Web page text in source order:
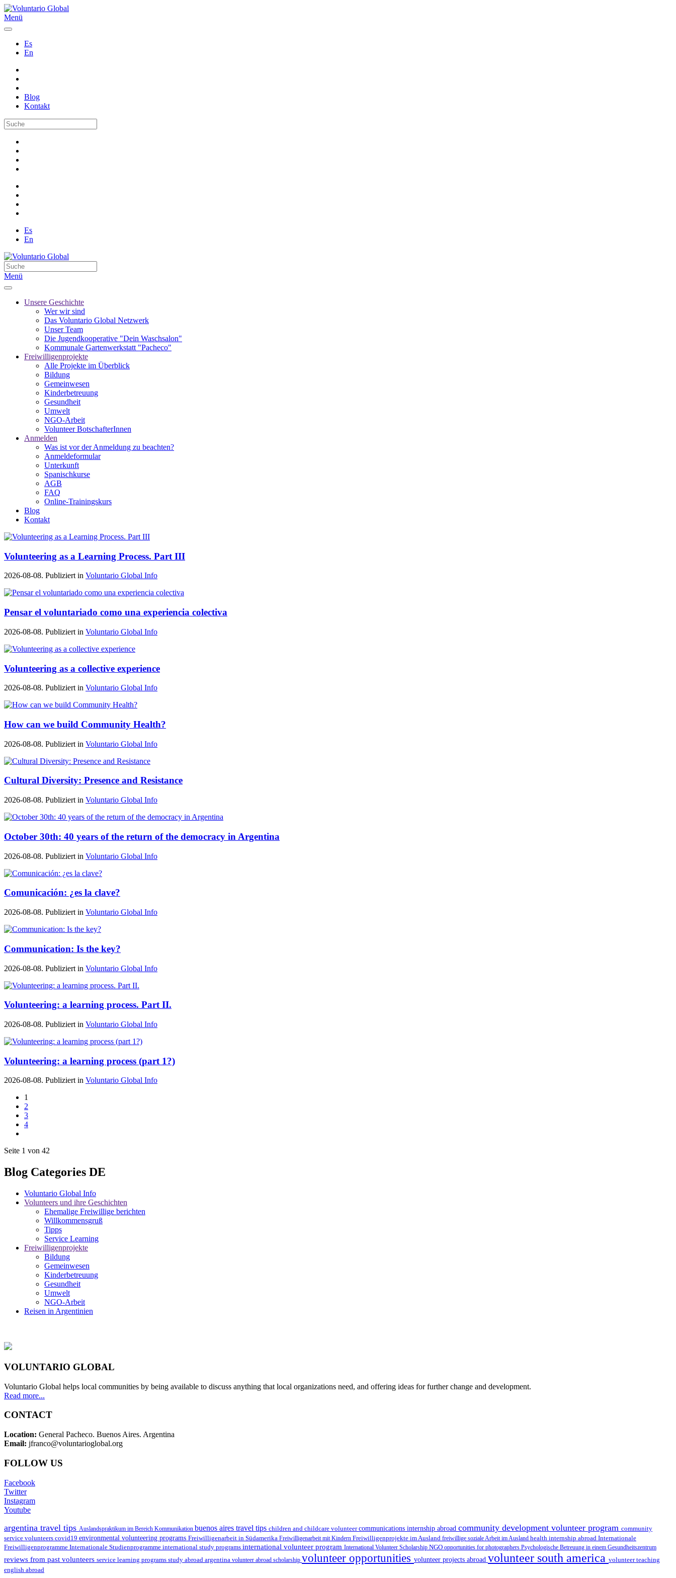
Menü
Es
En
Blog
Kontakt
Es
En
Menü
Unsere Geschichte
Wer wir sind
Das Voluntario Global Netzwerk
Unser Team
Die Jugendkooperative "Dein Waschsalon"
Kommunale Gartenwerkstatt "Pacheco"
Freiwilligenprojekte
Alle Projekte im Überblick
Bildung
Gemeinwesen
Kinderbetreuung
Gesundheit
Umwelt
NGO-Arbeit
Volunteer BotschafterInnen
Anmelden
Was ist vor der Anmeldung zu beachten?
Anmeldeformular
Unterkunft
Spanischkurse
AGB
FAQ
Online-Trainingskurs
Blog
Kontakt
Volunteering as a Learning Process. Part III
2026-08-08. Publiziert in Voluntario Global Info
Pensar el voluntariado como una experiencia colectiva
2026-08-08. Publiziert in Voluntario Global Info
Volunteering as a collective experience
2026-08-08. Publiziert in Voluntario Global Info
How can we build Community Health?
2026-08-08. Publiziert in Voluntario Global Info
Cultural Diversity: Presence and Resistance
2026-08-08. Publiziert in Voluntario Global Info
October 30th: 40 years of the return of the democracy in Argentina
2026-08-08. Publiziert in Voluntario Global Info
Comunicación: ¿es la clave?
2026-08-08. Publiziert in Voluntario Global Info
Communication: Is the key?
2026-08-08. Publiziert in Voluntario Global Info
Volunteering: a learning process. Part II.
2026-08-08. Publiziert in Voluntario Global Info
Volunteering: a learning process (part 1?)
2026-08-08. Publiziert in Voluntario Global Info
1
2
3
4
Seite 1 von 42
Blog Categories DE
Voluntario Global Info
Volunteers und ihre Geschichten
Ehemalige Freiwillige berichten
Willkommensgruß
Tipps
Service Learning
Freiwilligenprojekte
Bildung
Gemeinwesen
Kinderbetreuung
Gesundheit
Umwelt
NGO-Arbeit
Reisen in Argentinien
VOLUNTARIO GLOBAL
Voluntario Global helps local communities by being available to discuss anything that local organizations need, and offering ideas for further change and development.
Read more...
CONTACT
Location: General Pacheco. Buenos Aires. Argentina
Email: jfranco@voluntarioglobal.org
FOLLOW US
Facebook
Twitter
Instagram
Youtube
argentina travel tips Auslandspraktikum im Bereich Kommunikation buenos aires travel tips children and childcare volunteercommunications internship abroad community development volunteer program community
service volunteers covid19 environmental volunteering programs Freiwilligenarbeit in Südamerika Freiwilligenarbeit mit Kindern Freiwilligenprojekte im Ausland freiwillige soziale Arbeit im Ausland health internship abroad Internationale
Freiwilligenprogramme Internationale Studienprogramme international study programs international volunteer program International Volunteer Scholarship NGO opportunities for photographers Psychologische Betreuung in einem Gesundheitszentrum
reviews from past volunteers service learning programs study abroad argentina volunteer abroad scholarship volunteer opportunities volunteer projects abroad volunteer south america volunteer teaching
english abroad